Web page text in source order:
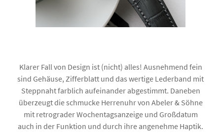
Klarer Fall von Design ist (nicht) alles! Ausnehmend fein
sind Gehäuse, Zifferblatt und das wertige Lederband mit
Steppnaht farblich aufeinander abgestimmt. Daneben
überzeugt die schmucke Herrenuhr von Abeler & Söhne
mit retrograder Wochentagsanzeige und Großdatum
auch in der Funktion und durch ihre angenehme Haptik.